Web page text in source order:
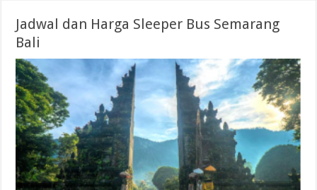
Jadwal dan Harga Sleeper Bus Semarang
Bali